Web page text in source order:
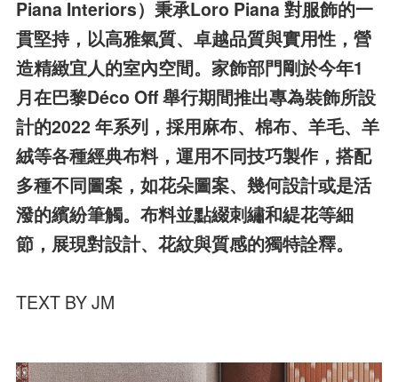
Piana Interiors）秉承Loro Piana 對服飾的一
貫堅持， 以高雅氣質、卓越品質與實用性，營
造精緻宜人的室內空間。家飾部門剛於今年1
月在巴黎Déco Off 舉行期間推出專為裝飾所設
計的2022 年系列，採用麻布、棉布、羊毛、羊
絨等各種經典布料，運用不同技巧製作，搭配
多種不同圖案，如花朵圖案、幾何設計或是活
潑的繽紛筆觸。布料並點綴刺繡和緹花等細
節， 展現對設計、花紋與質感的獨特詮釋。
TEXT BY JM